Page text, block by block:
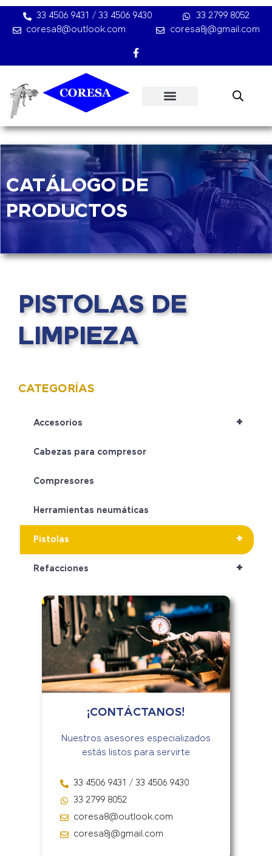
Ir
contenido
33 4506 9431 / 33 4506 9430
33 2799 8052
coresa8@outlook.com
coresa8j@gmail.com
F
a
c
-
f
CATÁLOGO DE
PRODUCTOS
PISTOLAS DE
LIMPIEZA
CATEGORÍAS
+
Accesorios
Cabezas para compresor
Compresores
Herramientas neumáticas
+
Pistolas
+
Refacciones
¡CONTÁCTANOS!
Nuestros asesores especializados
estás listos para servirte
33 4506 9431 / 33 4506 9430
33 2799 8052
coresa8@outlook.com
coresa8j@gmail.com